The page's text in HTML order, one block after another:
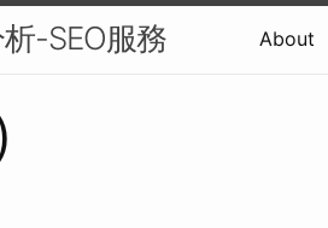
-SEO服務 About